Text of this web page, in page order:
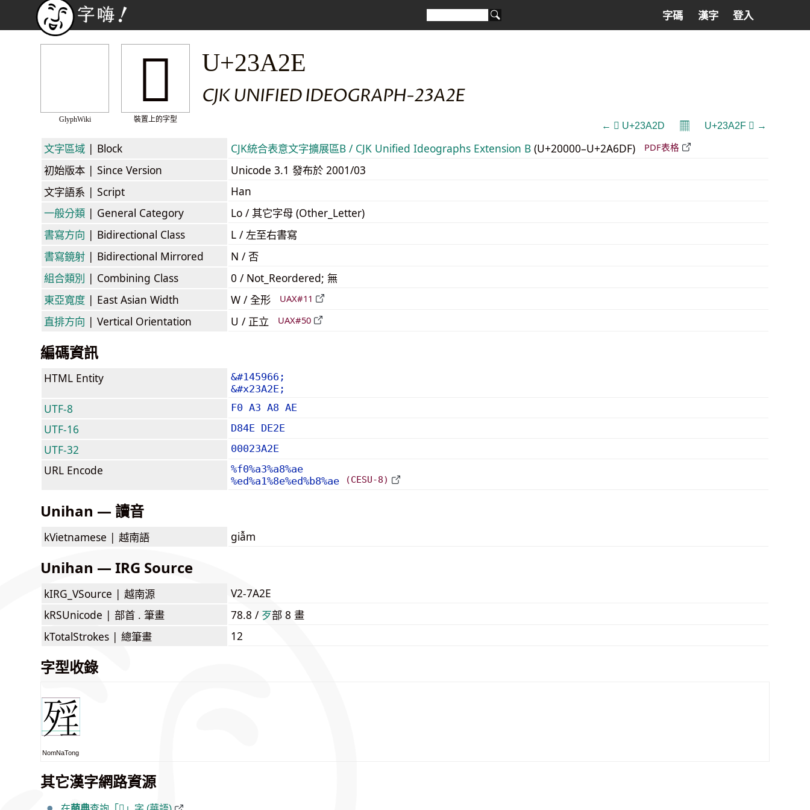
字碼 漢字 登入
GlyphWiki
𣨮
裝置上的字型
U+23A2E
CJK UNIFIED IDEOGRAPH-23A2E
← 𣨭 U+23A2D 𝄜 U+23A2F 𣨯 →
文字區域 | Block CJK統合表意文字擴展區B / CJK Unified Ideographs Extension B (U+20000–U+2A6DF) PDF表格
初始版本 | Since Version
Unicode 3.1 發布於 2001/03
文字語系 | Script
Han
一般分類 | General Category
Lo / 其它字母 (Other_Letter)
書寫方向 | Bidirectional Class
L / 左至右書寫
書寫鏡射 | Bidirectional Mirrored
N / 否
組合類別 | Combining Class
0 / Not_Reordered; 無
東亞寬度 | East Asian Width W / 全形 UAX#11
直排方向 | Vertical Orientation U / 正立 UAX#50
編碼資訊
HTML Entity
&#145966;
&#x23A2E;
UTF-8 F0 A3 A8 AE
UTF-16 D84E DE2E
UTF-32 00023A2E
URL Encode
%f0%a3%a8%ae
%ed%a1%8e%ed%b8%ae
(CESU-8)
Unihan — 讀音
kVietnamese | 越南語 giẫm
Unihan — IRG Source
kIRG_VSource | 越南源
V2-7A2E
kRSUnicode | 部首 . 筆畫 78.8 / ⽍部 8 畫
kTotalStrokes | 總筆畫 12
字型收錄
NomNaTong
其它漢字網路資源